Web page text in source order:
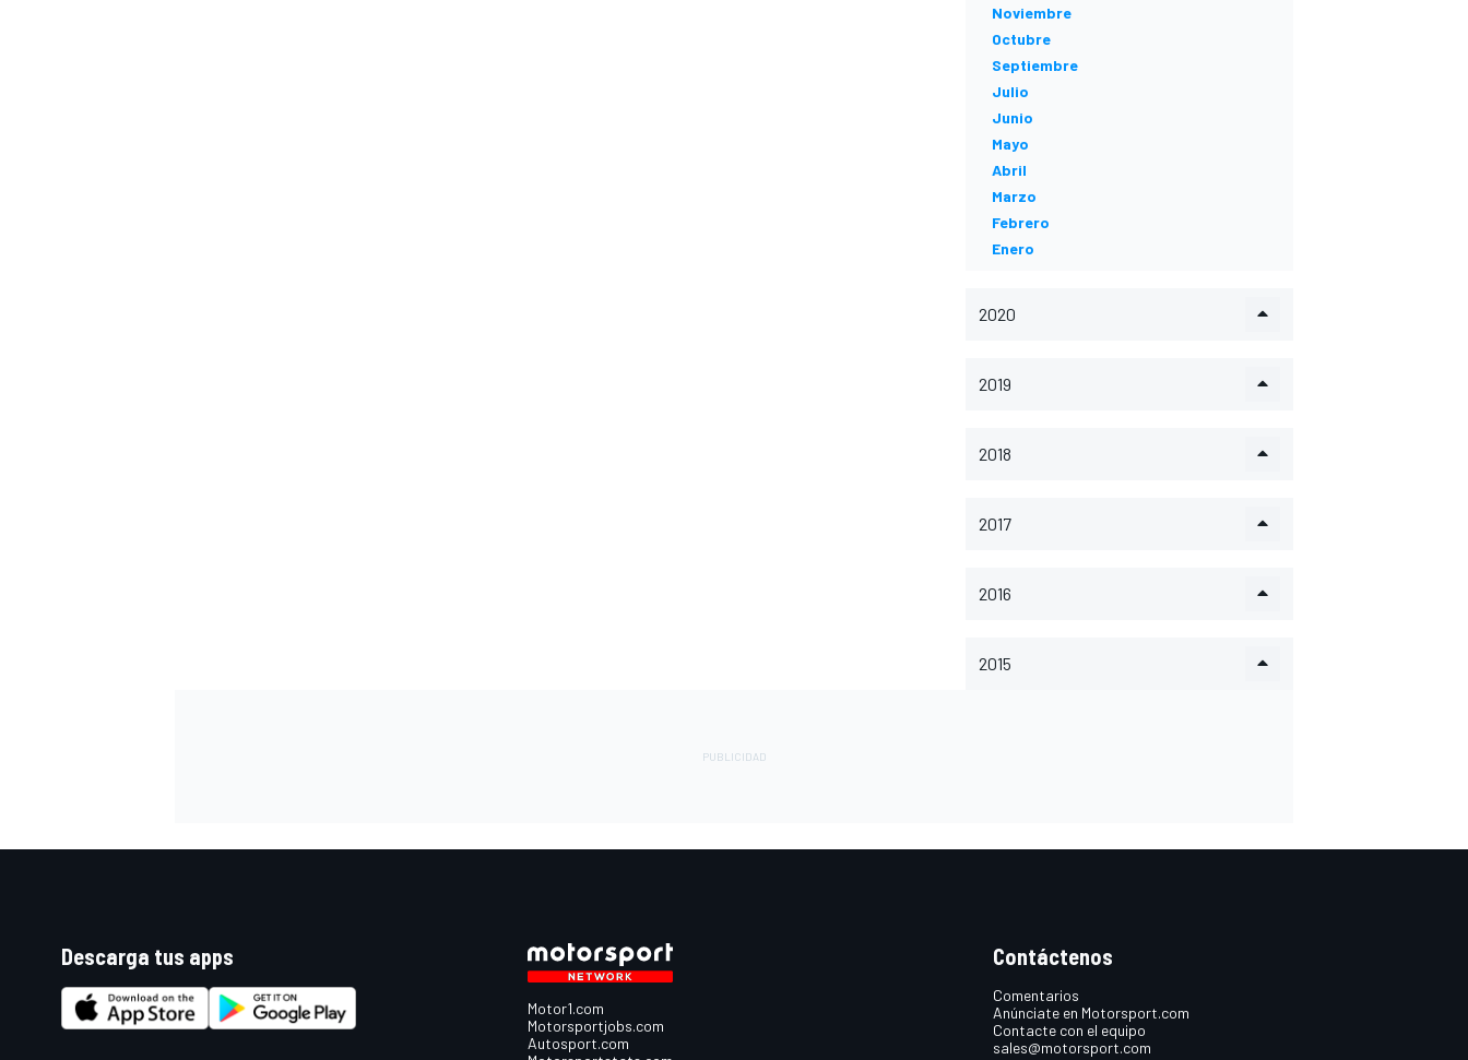
Noviembre
Octubre
Septiembre
Julio
Junio
Mayo
Abril
Marzo
Febrero
Enero
2020
2019
2018
2017
2016
2015
Descarga tus apps
Motor1.com
Motorsportjobs.com
Autosport.com
Contáctenos
Comentarios
Anúnciate en Motorsport.com
Contacte con el equipo
sales@motorsport.com